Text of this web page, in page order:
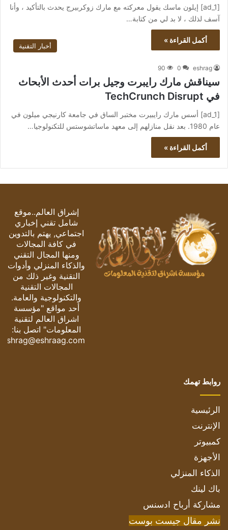
[ad_1] إيلون ماسك يقول معركته مع مارك زوكربيرج يحدث بالتأكيد ، وأنا
آسف لذلك ، لا بد لي من كتابة…
أكمل القراءة »
أخبار التقنية
eshrag
0
90
سيناقش مارك رايبرت وجيل برات أحدث الأبحاث
في TechCrunch Disrupt
[ad_1] أسس مارك رايبيرت مختبر الساق في جامعة كارنيجي ميلون في
عام 1980. بعد نقل منازلهم إلى معهد ماساتشوستس للتكنولوجيا…
أكمل القراءة »
إشراق العالم..موقع
شامل تقني إخباري
اجتماعي, يهتم بالتدوين
في كافة المجالات
ومنها المجال التقني
والذكاء المنزلي وأدوات
التقنية وغير ذلك من
المجالات التقنية
والتكنولوجية والعامة.
أحد مواقع "مؤسسة
اشراق العالم لتقنية
المعلومات" اتصل بنا:
eshrag@eshraag.com
روابط تهمك
الرئيسية
الإنترنت
كمبيوتر
الأجهزة
الذكاء المنزلي
باك لينك
مشاركة أرباح ادسنس
نشر مقال جيست بوست